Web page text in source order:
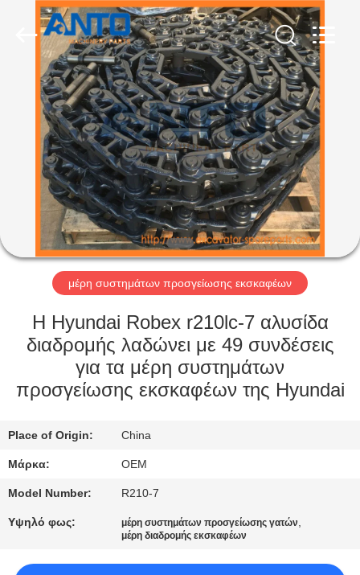
ΣΠΊΤΙ
ΠΡΟΪΌΝΤΑ
ΠΕΡΊΠΟΥ
ΕΜΕΊΣ
ΓΎΡΟΣ
ΕΡΓΟΣΤΑΣΊΩΝ
ΠΟΙΟΤΙΚΌΣ
ΈΛΕΓΧΟΣ
SITEMAP
ΠΟΛΙΤΙΚΉ
ΑΠΟΡΡΉΤΟΥ
Machinery
μέρη συστημάτων προσγείωσης εκσκαφέων
Η Hyundai Robex r210lc-7 αλυσίδα
διαδρομής λαδώνει με 49 συνδέσεις
για τα μέρη συστημάτων
προσγείωσης εκσκαφέων της Hyundai
Place of Origin: China
Μάρκα: OEM
Model Number: R210-7
Υψηλό φως: μέρη συστημάτων προσγείωσης γατών,
μέρη διαδρομής εκσκαφέων